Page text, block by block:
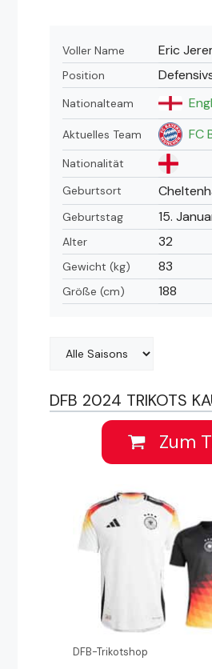
Voller Name Eric
Position
Nationalteam
Aktuelles Team FC
Nationalität
Geburtsort
Geburtstag 15.
Alter 32
Gewicht (kg) 83
Größe (cm) 188
DFB 2024 TRIKOTS
Zum
DFB-Trikotshop